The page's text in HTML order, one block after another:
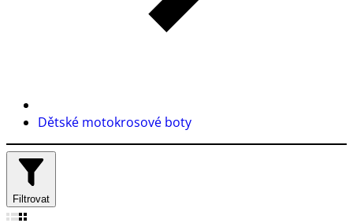
Dětské motokrosové boty
Filtrovat